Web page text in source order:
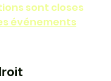
sont closes
événements